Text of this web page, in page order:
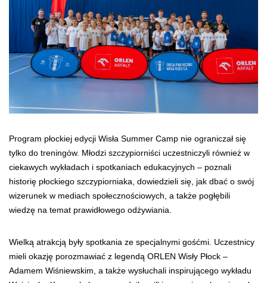
Program płockiej edycji Wisła Summer Camp nie ograniczał się
tylko do treningów. Młodzi szczypiorniści uczestniczyli również w
ciekawych wykładach i spotkaniach edukacyjnych – poznali
historię płockiego szczypiorniaka, dowiedzieli się, jak dbać o swój
wizerunek w mediach społecznościowych, a także pogłębili
wiedzę na temat prawidłowego odżywiania.
Wielką atrakcją były spotkania ze specjalnymi gośćmi. Uczestnicy
mieli okazję porozmawiać z legendą ORLEN Wisły Płock –
Adamem Wiśniewskim, a także wysłuchali inspirującego wykładu